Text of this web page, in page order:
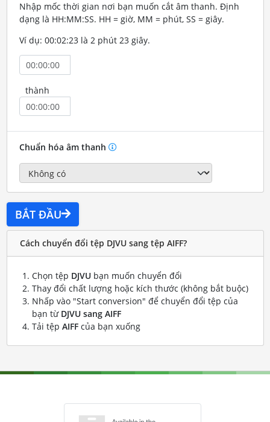
Nhập mốc thời gian nơi bạn muốn cắt âm thanh. Định
dạng là HH:MM:SS. HH = giờ, MM = phút, SS = giây.
Ví dụ: 00:02:23 là 2 phút 23 giây.
thành
Chuẩn hóa âm thanh
BẮT ĐẦU
Cách chuyển đổi tệp DJVU sang tệp AIFF?
Chọn tệp DJVUbạn muốn chuyển đổi
Thay đổi chất lượng hoặc kích thước (không bắt buộc)
Nhấp vào "Start conversion" để chuyển đổi tệp của
bạn từ DJVU sang AIFF
Tải tệp AIFFcủa bạn xuống